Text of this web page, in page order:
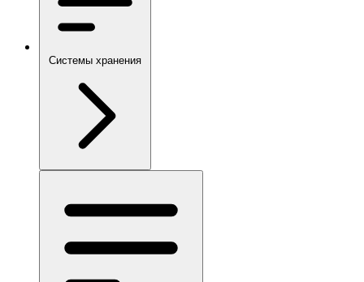
Системы хранения